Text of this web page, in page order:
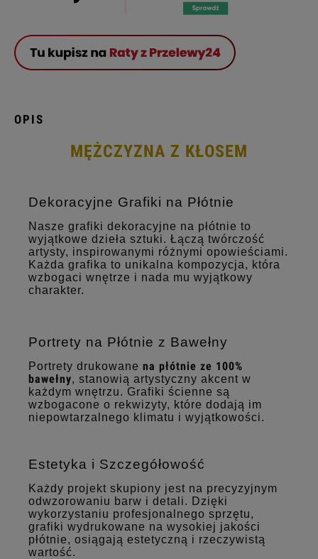
OPIS
MĘŻCZYZNA Z KŁOSEM
Dekoracyjne Grafiki na Płótnie
Nasze grafiki dekoracyjne na płótnie to
wyjątkowe dzieła sztuki. Łączą twórczość
artysty, inspirowanymi różnymi opowieściami.
Każda grafika to unikalna kompozycja, która
wzbogaci wnętrze i nada mu wyjątkowy
charakter.
Portrety na Płótnie z Bawełny
Portrety drukowane na płótnie ze 100%
bawełny, stanowią artystyczny akcent w
każdym wnętrzu. Grafiki ścienne są
wzbogacone o rekwizyty, które dodają im
niepowtarzalnego klimatu i wyjątkowości.
Estetyka i Szczegółowość
Każdy projekt skupiony jest na precyzyjnym
odwzorowaniu barw i detali. Dzięki
wykorzystaniu profesjonalnego sprzętu,
grafiki wydrukowane na wysokiej jakości
płótnie, osiągają estetyczną i rzeczywistą
wartość.